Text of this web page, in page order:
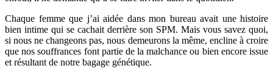
Chaque femme que j’ai aidée dans mon bureau avait une histoire
bien intime qui se cachait derrière son SPM. Mais vous savez quoi,
si nous ne changeons pas, nous demeurons la même, encline à croire
que nos souffrances font partie de la malchance ou bien encore issue
et résultant de notre bagage génétique.